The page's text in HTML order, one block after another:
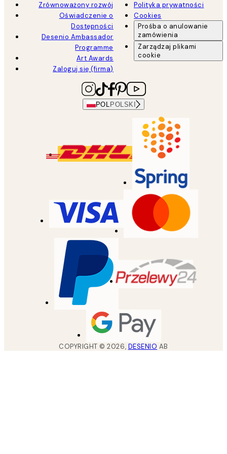
Zrównoważony rozwój
Oświadczenie o
Dostępności
Desenio Ambassador
Programme
Art Awards
Zaloguj się (firma)
Polityka prywatności
Cookies
Prośba o anulowanie
zamówienia
Zarządzaj plikami
cookie
POL POLSKI
COPYRIGHT ©2026, DESENIO AB